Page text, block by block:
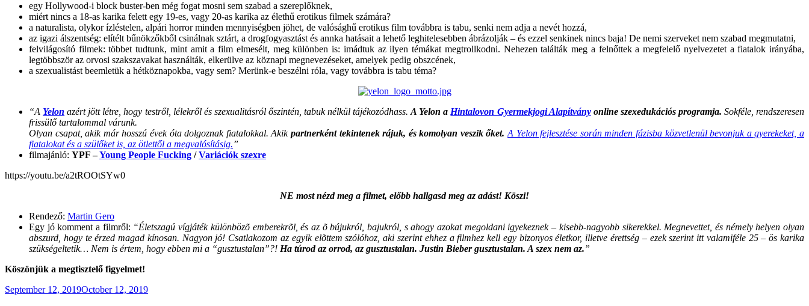
egy Hollywood-i block buster-ben még fogat mosni sem szabad a szereplőknek,
miért nincs a 18-as karika felett egy 19-es, vagy 20-as karika az élethű erotikus filmek számára?
a naturalista, olykor ízléstelen, alpári horror minden mennyiségben jöhet, de valósághű erotikus film továbbra is tabu, senki nem adja a nevét hozzá,
az igazi álszentség: elítélt bűnökzőkből csinálnak sztárt, a drogfogyasztást és annka hatásait a lehető leghitelesebben ábrázolják – és ezzel senkinek nincs baja! De nemi szerveket nem szabad megmutatni,
felvilágosító filmek: többet tudtunk, mint amit a film elmesélt, meg különben is: imádtuk az ilyen témákat megtrollkodni. Nehezen találták meg a felnőttek a megfelelő nyelvezetet a fiatalok irányába,
legtöbbször az orvosi szakszavakat használták, elkerülve az köznapi megnevezéseket, amelyek pedig obszcének,
a szexualistást beemletük a hétköznapokba, vagy sem? Merünk-e beszélni róla, vagy továbbra is tabu téma?
“A Yelon azért jött létre, hogy testről, lélekről és szexualitásról őszintén, tabuk nélkül tájékozódhass.A Yelon a Hintalovon Gyermekjogi Alapítványonline szexedukációs programja. Sokféle, rendszeresen
frissülő tartalommal várunk.
Olyan csapat, akik már hosszú évek óta dolgoznak fiatalokkal. Akik partnerként tekintenek rájuk, és komolyan veszik őket. A Yelon fejlesztése során minden fázisba közvetlenül bevonjuk a gyerekeket, a
fiatalokat és a szülőket is, az ötlettől a megvalósításig.”
filmajánló: YPF –Young People Fucking /Variációk szexre
https://youtu.be/a2tROOtSYw0
NE most nézd meg a filmet, előbb hallgasd meg az adást! Köszi!
Rendező: Martin Gero
Egy jó komment a filmről: “Életszagú vígjáték különbözõ emberekrõl, és az õ bújukról, bajukról, s ahogy azokat megoldani igyekeznek – kisebb-nagyobb sikerekkel. Megnevettet, és némely helyen olyan
abszurd, hogy te érzed magad kínosan. Nagyon jó! Csatlakozom az egyik elõttem szólóhoz, aki szerint ehhez a filmhez kell egy bizonyos életkor, illetve érettség – ezek szerint itt valamiféle 25 – ös karika
szükségeltetik… Nem is értem, hogy ebben mi a “gusztustalan”?! Ha túrod az orrod, az gusztustalan. Justin Bieber gusztustalan. A szex nem az.”
Köszönjük a megtisztelő figyelmet!
Posted
September 12, 2019October 12, 2019